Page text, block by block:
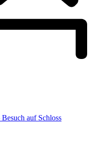
auf Schloss